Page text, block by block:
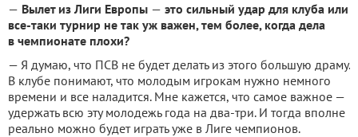
— Вылет из Лиги Европы — это сильный удар для клуба или
все-таки турнир не так уж важен, тем более, когда дела
в чемпионате плохи?
— Я думаю, что ПСВ не будет делать из этого большую драму.
В клубе понимают, что молодым игрокам нужно немного
времени и все наладится. Мне кажется, что самое важное —
удержать всю эту молодежь года на два-три. И тогда вполне
реально можно будет играть уже в Лиге чемпионов.